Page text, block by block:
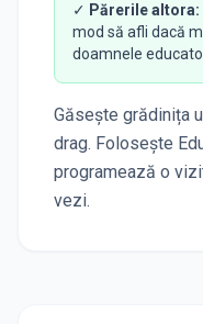
✓ Părerile altora:
mod să afli dacă
doamnele
Găsește grădinița
drag. Folosește
programează o
vezi.